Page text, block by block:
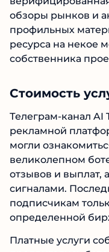
обзоры рынков и
профильных
посетителям
мошенничество со
Стоимость
Телеграм-канал AI
рекламной
могли
великолепном
отзывов и выплат,
сигналами.
подписчикам
определенной